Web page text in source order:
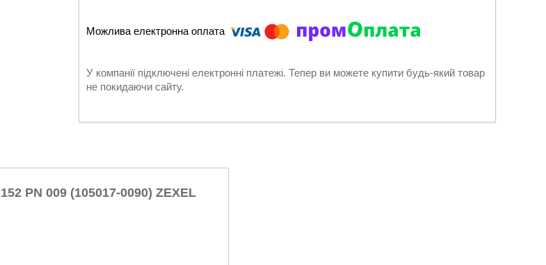
У компанії підключені електронні платежі. Тепер ви можете купити будь-який товар
не покидаючи сайту.
PN 009 (105017-0090) ZEXEL